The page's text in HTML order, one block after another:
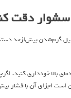
سشوار دقت
گرم‌شدن بیش‌از‌حد
است اجزای آن با فشار